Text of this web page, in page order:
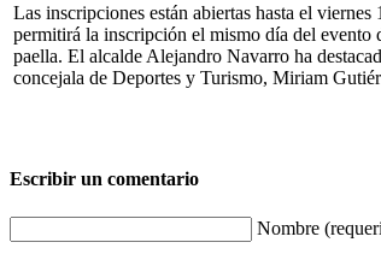
Las inscripciones están abiertas hasta el
permitirá la inscripción el mismo día del evento
paella. El alcalde Alejandro Navarro ha
concejala de Deportes y Turismo, Miriam
Escribir un comentario
Nombre